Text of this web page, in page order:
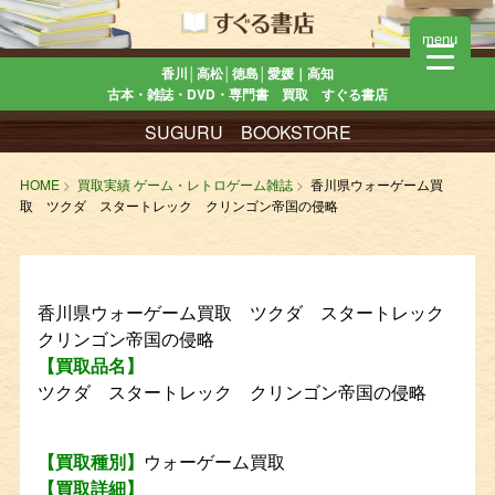
香川│高松│徳島│愛媛｜高知
古本・雑誌・DVD・専門書 買取 すぐる書店
SUGURU BOOKSTORE
HOME 買取実績 ゲーム・レトロゲーム雑誌
香川県ウォーゲーム買
取 ツクダ スタートレック クリンゴン帝国の侵略
香川県ウォーゲーム買取 ツクダ スタートレック
クリンゴン帝国の侵略
【買取品名】
ツクダ スタートレック クリンゴン帝国の侵略
【買取種別】 ウォーゲーム買取
【買取詳細】
menu